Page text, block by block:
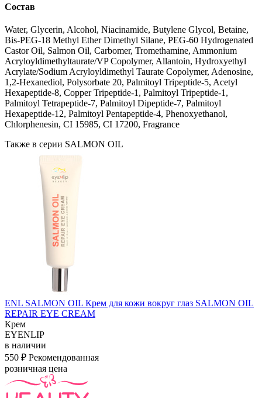
Состав
Water, Glycerin, Alcohol, Niacinamide, Butylene Glycol, Betaine,
Bis-PEG-18 Methyl Ether Dimethyl Silane, PEG-60 Hydrogenated
Castor Oil, Salmon Oil, Carbomer, Tromethamine, Ammonium
Acryloyldimethyltaurate/VP Copolymer, Allantoin, Hydroxyethyl
Acrylate/Sodium Acryloyldimethyl Taurate Copolymer, Adenosine,
1,2-Hexanediol, Polysorbate 20, Palmitoyl Tripeptide-5, Acetyl
Hexapeptide-8, Copper Tripeptide-1, Palmitoyl Tripeptide-1,
Palmitoyl Tetrapeptide-7, Palmitoyl Dipeptide-7, Palmitoyl
Hexapeptide-12, Palmitoyl Pentapeptide-4, Phenoxyethanol,
Chlorphenesin, CI 15985, CI 17200, Fragrance
Также в серии SALMON OIL
ENL SALMON OIL Крем для кожи вокруг глаз SALMON OIL
REPAIR EYE CREAM
Крем
EYENLIP
в наличии
550 ₽ Рекомендованная
розничная цена